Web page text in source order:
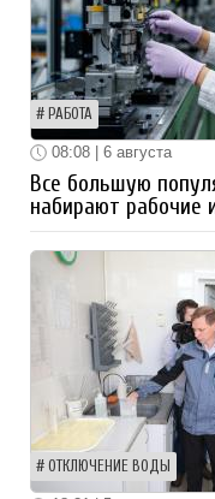
РАБОТА
08:08 | 6 августа
Все большую
набирают рабочие
ОТКЛЮЧЕНИЕ ВОДЫ